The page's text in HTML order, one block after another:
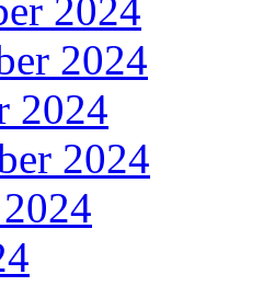
2024
2024
2024
2024